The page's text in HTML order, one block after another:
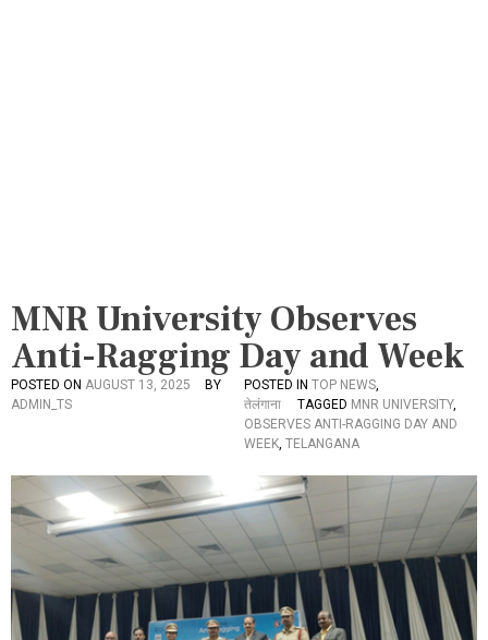
MNR University Observes
Anti-Ragging Day and Week
POSTED ON AUGUST 13, 2025
BY
ADMIN_TS
POSTED IN TOP NEWS,
तेलंगाना
TAGGED MNR UNIVERSITY,
OBSERVES ANTI-RAGGING DAY AND
WEEK, TELANGANA